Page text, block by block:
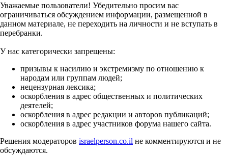
Уважаемые пользователи! Убедительно просим вас
ограничиваться обсуждением информации, размещенной в
данном материале, не переходить на личности и не вступать в
перебранки.
У нас категорически запрещены:
призывы к насилию и экстремизму по отношению к
народам или группам людей;
нецензурная лексика;
оскорбления в адрес общественных и политических
деятелей;
оскорбления в адрес редакции и авторов публикаций;
оскорбления в адрес участников форума нашего сайта.
Решения модераторов israelperson.co.il не комментируются и не
обсуждаются.